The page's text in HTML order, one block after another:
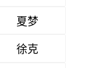
夏梦
徐克